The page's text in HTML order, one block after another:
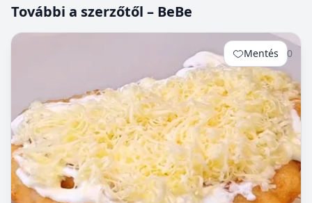
További a szerzőtől – BeBe
Mentés 0